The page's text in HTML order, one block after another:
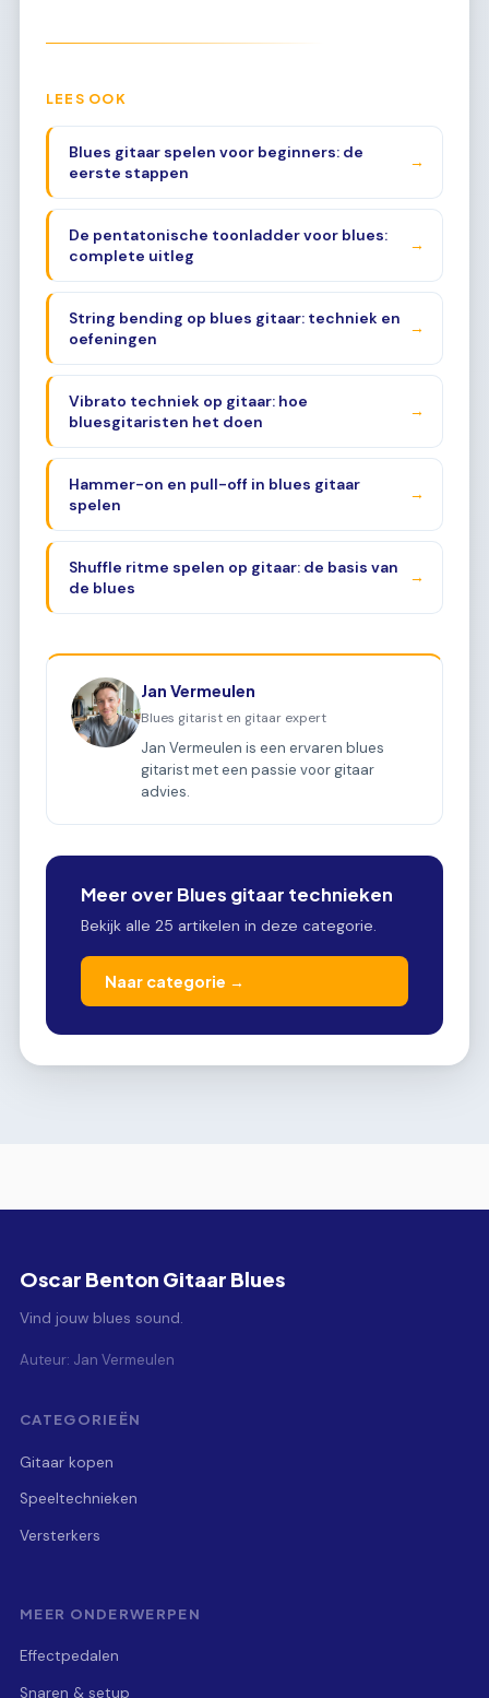
LEES OOK
Blues gitaar spelen voor beginners: de
eerste stappen
→
De pentatonische toonladder voor blues:
complete uitleg
→
String bending op blues gitaar: techniek en
oefeningen
→
Vibrato techniek op gitaar: hoe
bluesgitaristen het doen
→
Hammer-on en pull-off in blues gitaar
spelen
→
Shuffle ritme spelen op gitaar: de basis van
de blues
→
Jan Vermeulen
Blues gitarist en gitaar expert
Jan Vermeulen is een ervaren blues
gitarist met een passie voor gitaar
advies.
Meer over Blues gitaar technieken
Bekijk alle 25 artikelen in deze categorie.
Naar categorie →
Oscar Benton Gitaar Blues
Vind jouw blues sound.
Auteur: Jan Vermeulen
CATEGORIEËN
Gitaar kopen
Speeltechnieken
Versterkers
MEER ONDERWERPEN
Effectpedalen
Snaren & setup